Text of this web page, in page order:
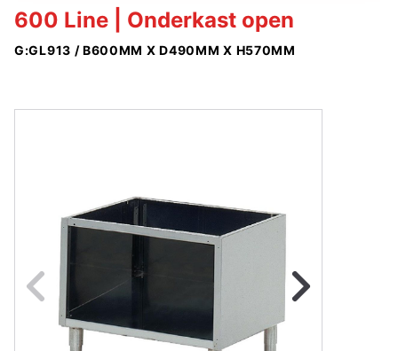
MERKEN
OFFERTECHECKER
600 Line | Onderkast open
G:GL913 / B600MM X D490MM X H570MM
Naar vorige